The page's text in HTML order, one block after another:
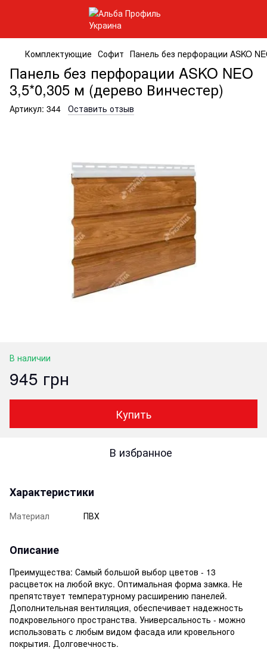
Комплектующие Софит Панель без перфорации ASKO
Панель без перфорации ASKO NEO
3,5*0,305 м (дерево Винчестер)
Артикул: 344 Оставить отзыв
В наличии
945 грн
Купить
В избранное
Характеристики
Материал ПВХ
Описание
Преимущества: Самый большой выбор цветов - 13
расцветок на любой вкус. Оптимальная форма замка. Не
препятствует температурному расширению панелей.
Дополнительная вентиляция, обеспечивает надежность
подкровельного пространства. Универсальность - можно
использовать с любым видом фасада или кровельного
покрытия. Долговечность.